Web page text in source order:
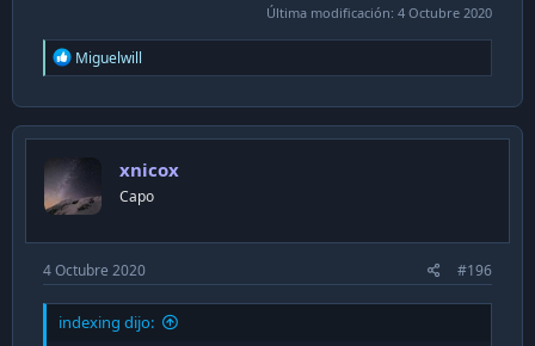
Última modificación: 4 Octubre 2020
R
e
c
t
n
s
Miguelwill
xnicox
Capo
4 Octubre 2020 #196
indexing dijo: